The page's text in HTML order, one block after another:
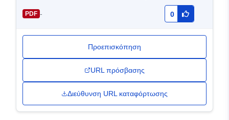
PDF - 0
Προεπισκόπηση
URL πρόσβασης
Διεύθυνση URL καταφόρτωσης